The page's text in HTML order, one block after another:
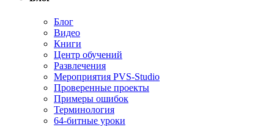
Блог
Видео
Книги
Центр обучений
Развлечения
Мероприятия PVS-Studio
Проверенные проекты
Примеры ошибок
Терминология
64-битные уроки